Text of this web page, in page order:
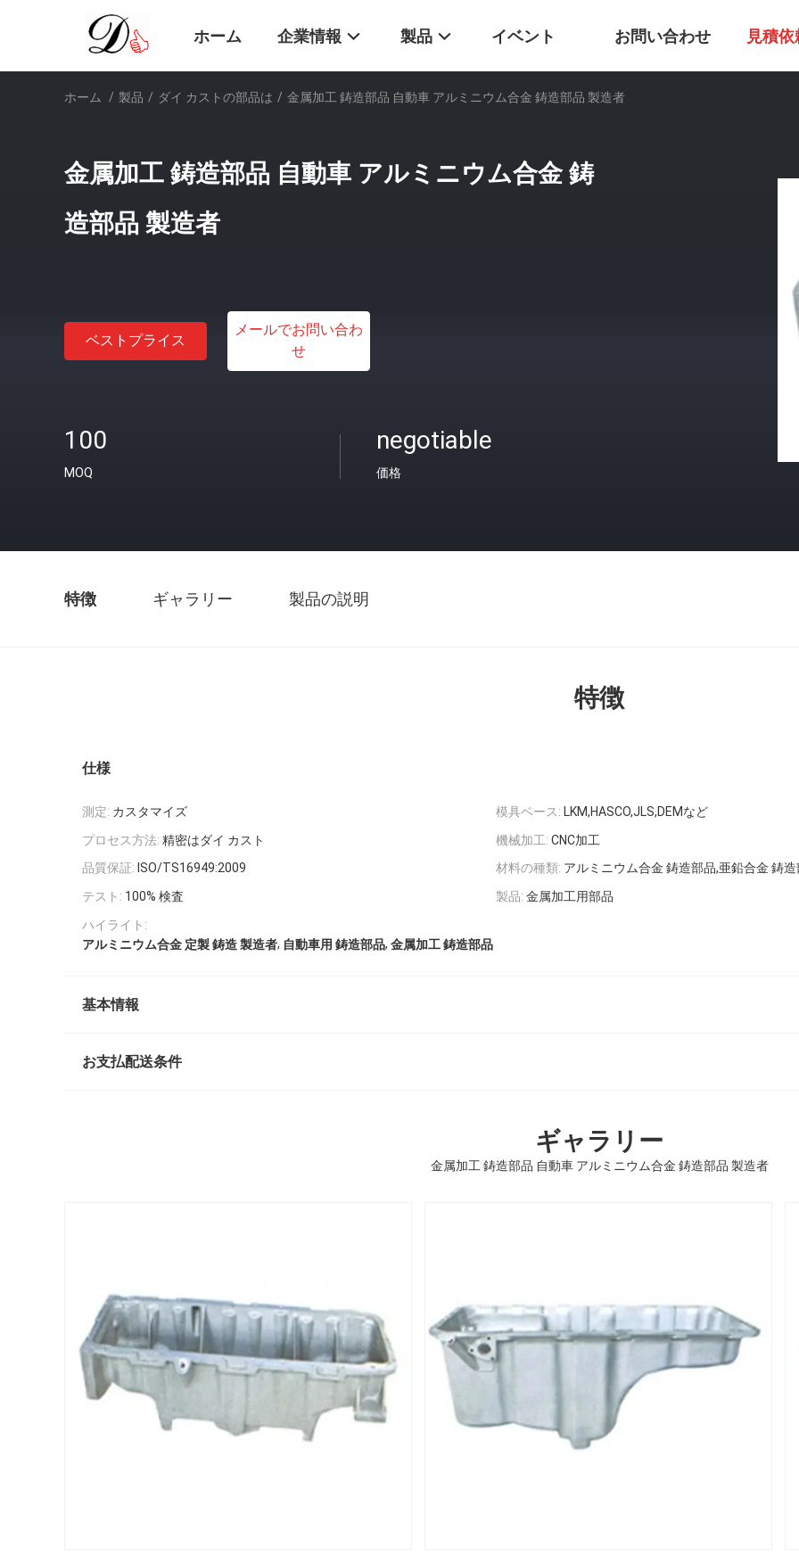
ホーム 企業情報 製品 イベント お問い合わせ 見積依
ホーム / 製品 / ダイ カストの部品は / 金属加工 鋳造部品 自動車 アルミニウム合金 鋳造部品 製造者
金属加工 鋳造部品 自動車 アルミニウム合金 鋳
造部品 製造者
ベストプライス
メールでお問い合わ
せ
100
MOQ
negotiable
価格
特徴 ギャラリー 製品の説明
特徴
仕様
測定: カスタマイズ 模具ベース: LKM,HASCO,JLS,DEMなど
プロセス方法: 精密はダイ カスト 機械加工: CNC加工
品質保証: ISO/TS16949:2009 材料の種類: アルミニウム合金 鋳造部品,亜鉛合金 鋳
テスト: 100% 検査 製品: 金属加工用部品
ハイライト:
アルミニウム合金 定製 鋳造 製造者, 自動車用 鋳造部品, 金属加工 鋳造部品
基本情報
お支払配送条件
ギャラリー
金属加工 鋳造部品 自動車 アルミニウム合金 鋳造部品 製造者